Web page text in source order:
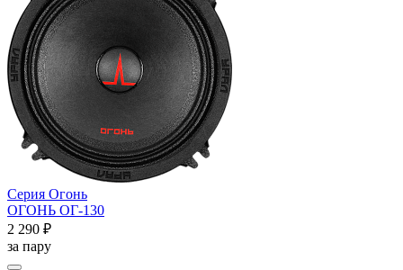
Серия Огонь
ОГОНЬ ОГ-130
2 290 ₽
за пару